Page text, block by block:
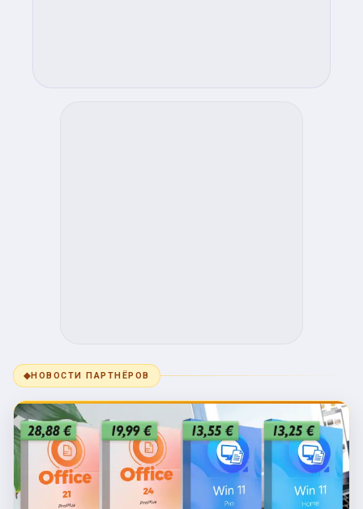
◆НОВОСТИ ПАРТНЁРОВ